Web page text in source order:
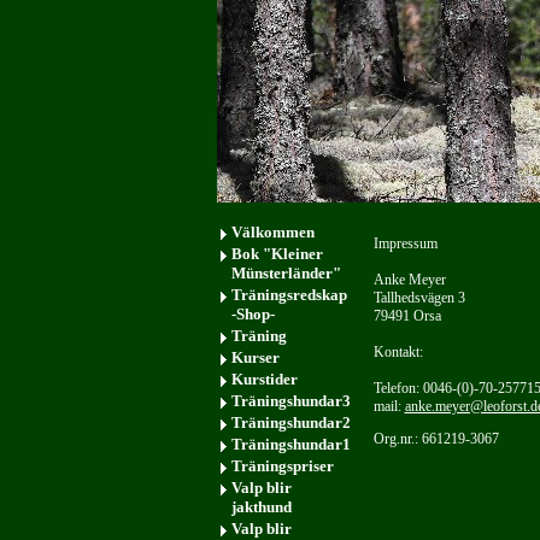
Välkommen
Bok "Kleiner
Münsterländer"
Träningsredskap
-Shop-
Träning
Kurser
Kurstider
Träningshundar3
Träningshundar2
Träningshundar1
Träningspriser
Valp blir
jakthund
Valp blir
Impressum
Anke Meyer
Tallhedsvägen 3
79491 Orsa
Kontakt:
Telefon: 0046-(0)-70-
mail:
Org.nr.: 661219-3067